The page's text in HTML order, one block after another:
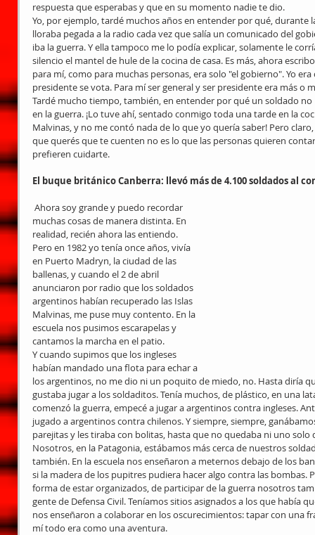
respuesta que esperabas y que en su momento nadie te dio.
Yo, por ejemplo, tardé muchos años en entender por qué, durante
lloraba pegada a la radio cada vez que salía un comunicado del
iba la guerra. Y ella tampoco me lo podía explicar, solamente le
silencio el mantel de hule de la cocina de casa. Es más, ahora
para mí, como para muchas personas, era solo "el gobierno". Yo
presidente se vota. Para mí ser general y ser presidente era más o
Tardé mucho tiempo, también, en entender por qué un soldado
en la guerra. ¡Lo tuve ahí, sentado conmigo toda una tarde en la
Malvinas, y no me contó nada de lo que yo quería saber! Pero
que querés que te cuenten no es lo que las personas quieren
prefieren cuidarte.
El buque británico Canberra: llevó más de 4.100 soldados al
muchas cosas de manera distinta. En
realidad, recién ahora las entiendo.
Pero en 1982 yo tenía once años, vivía
en Puerto Madryn, la ciudad de las
ballenas, y cuando el 2 de abril
anunciaron por radio que los soldados
argentinos habían recuperado las Islas
Malvinas, me puse muy contento. En la
escuela nos pusimos escarapelas y
cantamos la marcha en el patio.
Y cuando supimos que los ingleses
habían mandado una flota para echar a
los argentinos, no me dio ni un poquito de miedo, no. Hasta diría
gustaba jugar a los soldaditos. Tenía muchos, de plástico, en una
comenzó la guerra, empecé a jugar a argentinos contra ingleses.
jugado a argentinos contra chilenos. Y siempre, siempre,
parejitas y les tiraba con bolitas, hasta que no quedaba ni uno solo
Nosotros, en la Patagonia, estábamos más cerca de nuestros
también. En la escuela nos enseñaron a meternos debajo de los
si la madera de los pupitres pudiera hacer algo contra las bombas.
forma de estar organizados, de participar de la guerra nosotros
gente de Defensa Civil. Teníamos sitios asignados a los que había
nos enseñaron a colaborar en los oscurecimientos: tapar con una
mí todo era como una aventura.